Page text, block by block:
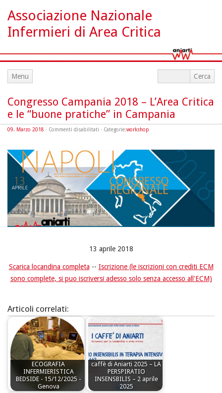
Associazione Nazionale
Infermieri di Area Critica
Menu
Congresso Campania 2018 – L’Area Critica
e le “buone pratiche” in Campania
09. Marzo 2018 · Commenti disabilitati su
Congresso
–
Critica
e
le
“buone
pratiche”
in
Campania
· Categorie:workshop
13 aprile 2018
Scarica locandina completa -- Iscrizione (le iscrizioni con crediti ECM
sono complete, si puo iscriversi adesso solo senza accesso all'ECM)
Articoli correlati:
ECOGRAFIA
INFERMIERISTICA
BEDSIDE - 15/12/2025 -
Genova
caffè di Aniarti 2025 – LA
PERSPIRATIO
INSENSBILIS – 2 aprile
2025